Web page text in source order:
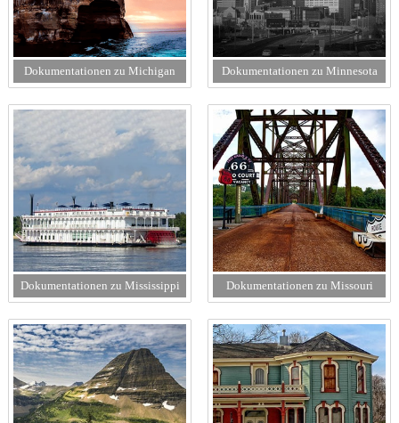
Dokumentationen zu Michigan Dokumentationen zu Minnesota
Dokumentationen zu Mississippi Dokumentationen zu Missouri